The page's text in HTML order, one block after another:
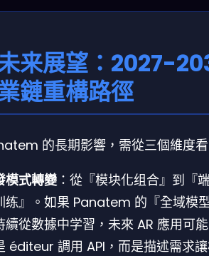
来展望：2027-
鏈重構路徑
的長期影響，需從三個維度
模式轉變 ：從『模块化组合』到『
练』。如果 Panatem 的『全域模
續從數據中学習，未來 AR 應用可
éditeur 調用 API，而是描述需求